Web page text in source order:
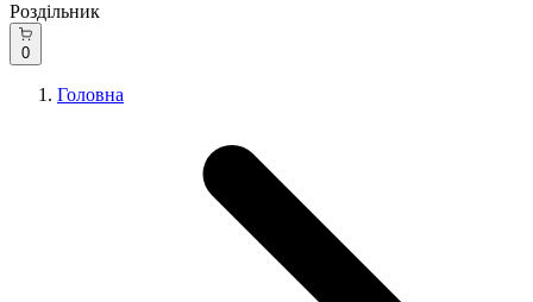
Роздільник
0
Головна